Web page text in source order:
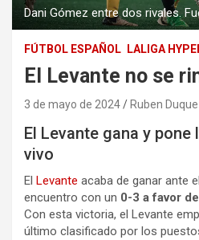
Dani Gómez entre dos rivales.
FÚTBOL ESPAÑOL LALIGA
El Levante no se
3 de mayo de 2024 Ruben Duque
El Levante gana y
vivo
El Levante acaba de ganar ante el
encuentro con un 0-3 a favor
Con esta victoria, el Levante
último clasificado por los